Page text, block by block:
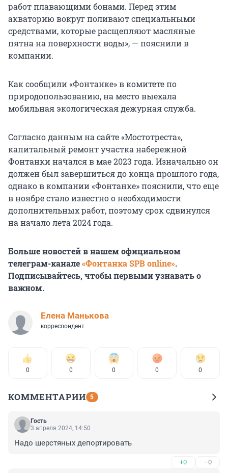
работ плавающими бонами. Перед этим
акваторию вокруг поливают специальными
средствами, которые расщепляют масляные
пятна на поверхности воды», — пояснили в
компании.
Как сообщили «Фонтанке» в комитете по
природопользованию, на место выехала
мобильная экологическая дежурная служба.
Согласно данным на сайте «Мостотреста»,
капитальный ремонт участка набережной
Фонтанки начался в мае 2023 года. Изначально он
должен был завершиться до конца прошлого года,
однако в компании «Фонтанке» пояснили, что еще
в ноябре стало известно о необходимости
дополнительных работ, поэтому срок сдвинулся
на начало лета 2024 года.
Больше новостей в нашем официальном
телеграм-канале«Фонтанка SPB online».
Подписывайтесь, чтобы первыми узнавать о
важном.
Елена Манькова
корреспондент
0 0 0 0 0
КОММЕНТАРИИ 5
Гость
3 апреля 2024, 14:50
Надо шерстяных депортировать
+0 –0